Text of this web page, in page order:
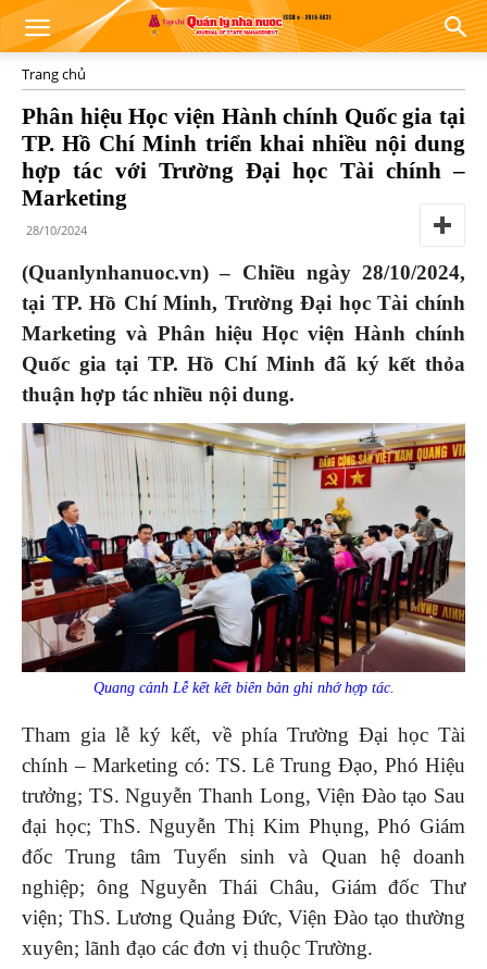
Trang chủ
Phân hiệu Học viện Hành chính Quốc gia tại
TP. Hồ Chí Minh triển khai nhiều nội dung
hợp tác với Trường Đại học Tài chính –
Marketing
28/10/2024
(Quanlynhanuoc.vn) – Chiều ngày 28/10/2024,
tại TP. Hồ Chí Minh, Trường Đại học Tài chính
Marketing và Phân hiệu Học viện Hành chính
Quốc gia tại TP. Hồ Chí Minh đã ký kết thỏa
thuận hợp tác nhiều nội dung.
Quang cảnh Lễ kết kết biên bản ghi nhớ hợp tác.
Tham gia lễ ký kết, về phía Trường Đại học Tài
chính – Marketing có: TS. Lê Trung Đạo, Phó Hiệu
trưởng; TS. Nguyễn Thanh Long, Viện Đào tạo Sau
đại học; ThS. Nguyễn Thị Kim Phụng, Phó Giám
đốc Trung tâm Tuyển sinh và Quan hệ doanh
nghiệp; ông Nguyễn Thái Châu, Giám đốc Thư
viện; ThS. Lương Quảng Đức, Viện Đào tạo thường
xuyên; lãnh đạo các đơn vị thuộc Trường.